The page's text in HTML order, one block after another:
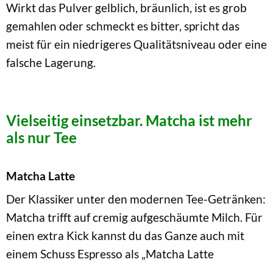
Wirkt das Pulver gelblich, bräunlich, ist es grob
gemahlen oder schmeckt es bitter, spricht das
meist für ein niedrigeres Qualitätsniveau oder eine
falsche Lagerung.
Vielseitig einsetzbar. Matcha ist mehr
als nur Tee
Matcha Latte
Der Klassiker unter den modernen Tee-Getränken:
Matcha trifft auf cremig aufgeschäumte Milch. Für
einen extra Kick kannst du das Ganze auch mit
einem Schuss Espresso als „Matcha Latte